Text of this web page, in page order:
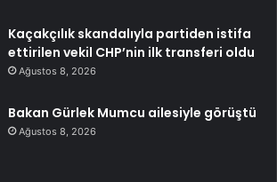
Kaçakçılık skandalıyla partiden istifa
ettirilen vekil CHP’nin ilk transferi oldu
Ağustos 8, 2026
Bakan Gürlek Mumcu ailesiyle görüştü
Ağustos 8, 2026